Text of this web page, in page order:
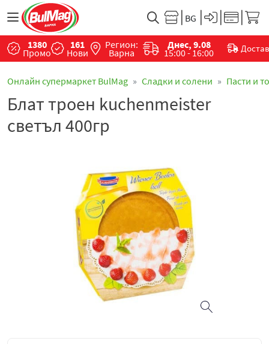
1380
Промо
161
Нови
Регион:
Варна
Днес, 9.08
15:00 - 16:00
Онлайн супермаркет BulMag Сладки и солени Пасти и
Блат троен kuchenmeister
светъл 400гр